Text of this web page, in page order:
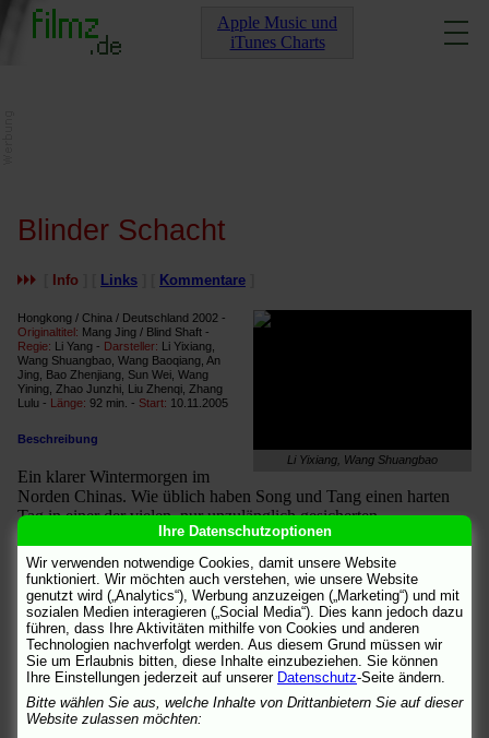
Apple Music und
iTunes Charts
Blinder Schacht
Info Links Kommentare
Li Yixiang, Wang Shuangbao
Hongkong / China / Deutschland 2002 -
Originaltitel: Mang Jing / Blind Shaft -
Regie: Li Yang - Darsteller: Li Yixiang,
Wang Shuangbao, Wang Baoqiang, An
Jing, Bao Zhenjiang, Sun Wei, Wang
Yining, Zhao Junzhi, Liu Zhenqi, Zhang
Lulu - Länge: 92 min. - Start: 10.11.2005
Beschreibung
Ein klarer Wintermorgen im
Norden Chinas. Wie üblich haben Song und Tang einen harten
Tag in einer der vielen, nur unzulänglich gesicherten
Kohlenminen vor sich. Tangs Bruder Chaolu, der erst vor
wenigen Tagen hier eingetroffen ist, begleitet sie.
Tief unten im Schacht passiert es: Song und Tang greifen zu ihren
Spitzhacken und erschlagen Chaolu. Dann bringen sie die Mine
zum Einsturz und entkommen dem „Unfallort“ unversehrt.
Während sie so tun, als würden sie den Tod des Bruders heftig
beklagen, verlangen sie vom Besitzer der Mine eine
Entschädigungszahlung – sonst würden sie den Unfall bei den
Behörden melden. Aus Angst, dass der illegale Betrieb seiner
Ihre Datenschutzoptionen
Wir verwenden notwendige Cookies, damit unsere Website
funktioniert. Wir möchten auch verstehen, wie unsere Website
genutzt wird („Analytics“), Werbung anzuzeigen („Marketing“) und mit
sozialen Medien interagieren („Social Media“). Dies kann jedoch dazu
führen, dass Ihre Aktivitäten mithilfe von Cookies und anderen
Technologien nachverfolgt werden. Aus diesem Grund müssen wir
Sie um Erlaubnis bitten, diese Inhalte einzubeziehen. Sie können
Ihre Einstellungen jederzeit auf unserer Datenschutz-Seite ändern.
Bitte wählen Sie aus, welche Inhalte von Drittanbietern Sie auf dieser
Website zulassen möchten: